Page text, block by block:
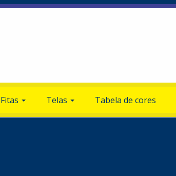
Fitas Telas Tabela de cores